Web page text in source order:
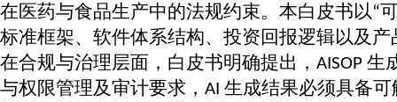
在医药与食品生产中的法规约束。本白皮书以“
标准框架、软件体系结构、投资回报逻辑以及
在合规与治理层面，白皮书明确提出， AISOP 生
与权限管理及审计要求， AI 生成结果必须具备